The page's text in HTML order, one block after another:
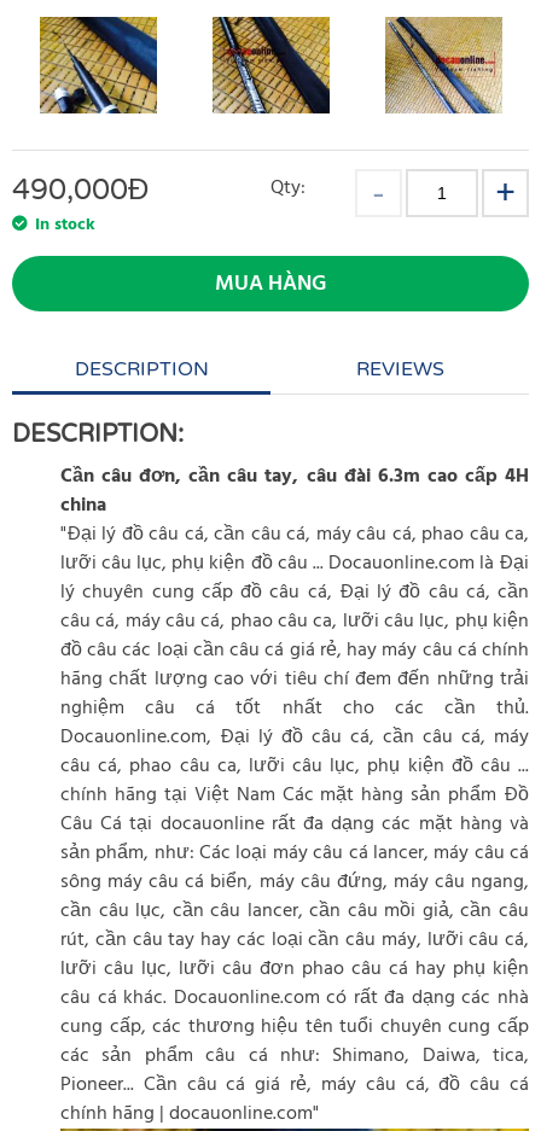
490,000Đ
In stock
Qty:
MUA HÀNG
DESCRIPTION REVIEWS
DESCRIPTION:
Cần câu đơn, cần câu tay, câu đài 6.3m cao cấp 4H
china
"Đại lý đồ câu cá, cần câu cá, máy câu cá, phao câu ca,
lưỡi câu lục, phụ kiện đồ câu ... Docauonline.com là Đại
lý chuyên cung cấp đồ câu cá, Đại lý đồ câu cá, cần
câu cá, máy câu cá, phao câu ca, lưỡi câu lục, phụ kiện
đồ câu các loại cần câu cá giá rẻ, hay máy câu cá chính
hãng chất lượng cao với tiêu chí đem đến những trải
nghiệm câu cá tốt nhất cho các cần thủ.
Docauonline.com, Đại lý đồ câu cá, cần câu cá, máy
câu cá, phao câu ca, lưỡi câu lục, phụ kiện đồ câu ...
chính hãng tại Việt Nam Các mặt hàng sản phẩm Đồ
Câu Cá tại docauonline rất đa dạng các mặt hàng và
sản phẩm, như: Các loại máy câu cá lancer, máy câu cá
sông máy câu cá biển, máy câu đứng, máy câu ngang,
cần câu lục, cần câu lancer, cần câu mồi giả, cần câu
rút, cần câu tay hay các loại cần câu máy, lưỡi câu cá,
lưỡi câu lục, lưỡi câu đơn phao câu cá hay phụ kiện
câu cá khác. Docauonline.com có rất đa dạng các nhà
cung cấp, các thương hiệu tên tuổi chuyên cung cấp
các sản phẩm câu cá như: Shimano, Daiwa, tica,
Pioneer... Cần câu cá giá rẻ, máy câu cá, đồ câu cá
chính hãng | docauonline.com"